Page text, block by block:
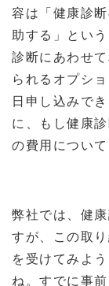
容は「健康診
助する」という
診断にあわせ
られるオプシ
日申し込みで
に、もし健康
の費用につい
弊社では、健
すが、この取
を受けてみよ
ね。すでに事